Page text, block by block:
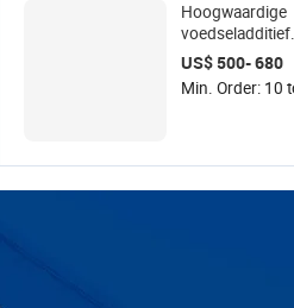
Hoogwaardige
voedseladditief
46,5% Nigari
US$ 500- 680
Min. Order: 10